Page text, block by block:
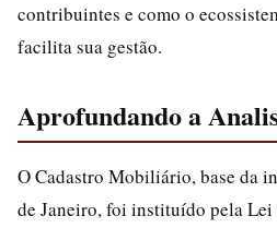
contribuintes e como o
facilita sua gestão.
Aprofundando a
O Cadastro Mobiliário, base da
de Janeiro, foi instituído pela